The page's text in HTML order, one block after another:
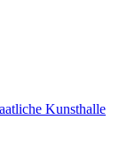
Kunsthalle